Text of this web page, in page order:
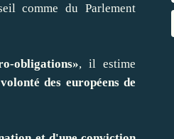
comme du Parlement
obligations», il estime
des européens de